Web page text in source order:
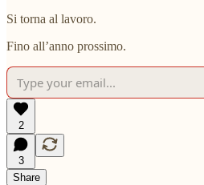
Si torna al lavoro.
Fino all’anno prossimo.
2
3
Share